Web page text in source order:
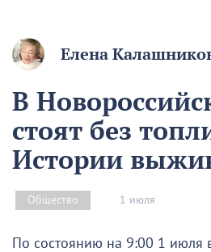
Елена
В
стоят без
Истории
Общество 1 июля
По состоянию на 9:00 1 июля